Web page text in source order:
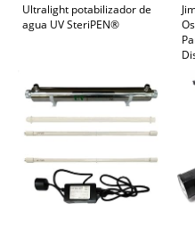
Ultralight potabilizador de
agua UV SteriPEN®